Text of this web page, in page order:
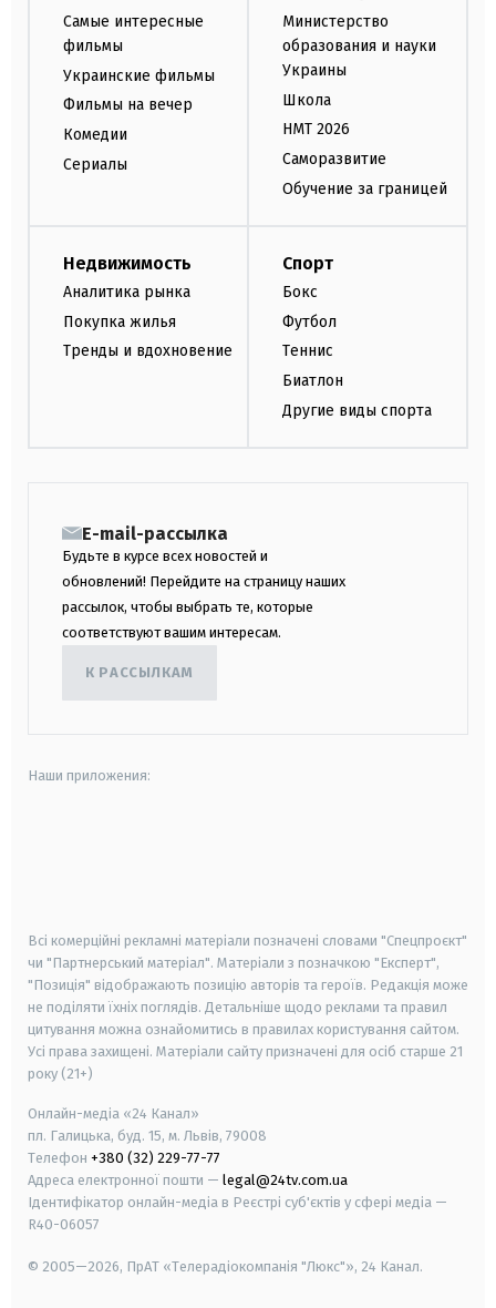
Самые интересные
фильмы
Украинские фильмы
Фильмы на вечер
Комедии
Сериалы
Министерство
образования и науки
Украины
Школа
НМТ 2026
Саморазвитие
Обучение за границей
Недвижимость
Аналитика рынка
Покупка жилья
Тренды и вдохновение
Спорт
Бокс
Футбол
Теннис
Биатлон
Другие виды спорта
E-mail-рассылка
Будьте в курсе всех новостей и
обновлений! Перейдите на страницу наших
рассылок, чтобы выбрать те, которые
соответствуют вашим интересам.
К РАССЫЛКАМ
Наши приложения:
Всі комерційні рекламні матеріали позначені словами "Спецпроєкт"
чи "Партнерський матеріал". Матеріали з позначкою "Експерт",
"Позиція" відображають позицію авторів та героїв. Редакція може
не поділяти їхніх поглядів. Детальніше щодо реклами та правил
цитування можна ознайомитись в правилах користування сайтом.
Усі права захищені. Матеріали сайту призначені для осіб старше 21
року (21+)
Онлайн-медіа «24 Канал»
пл. Галицька, буд. 15, м. Львів, 79008
Телефон +380 (32) 229-77-77
Адреса електронної пошти — legal@24tv.com.ua
Ідентифікатор онлайн-медіа в Реєстрі суб'єктів у сфері медіа —
R40-06057
© 2005—2026, ПрАТ «Телерадіокомпанія "Люкс"», 24 Канал.